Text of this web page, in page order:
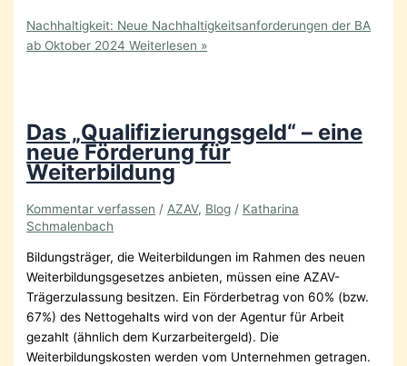
Nachhaltigkeit: Neue Nachhaltigkeitsanforderungen der BA
ab Oktober 2024 Weiterlesen »
Das „Qualifizierungsgeld“ – eine
neue Förderung für
Weiterbildung
Kommentar verfassen / AZAV, Blog / Katharina
Schmalenbach
Bildungsträger, die Weiterbildungen im Rahmen des neuen
Weiterbildungsgesetzes anbieten, müssen eine AZAV-
Trägerzulassung besitzen. Ein Förderbetrag von 60% (bzw.
67%) des Nettogehalts wird von der Agentur für Arbeit
gezahlt (ähnlich dem Kurzarbeitergeld). Die
Weiterbildungskosten werden vom Unternehmen getragen.